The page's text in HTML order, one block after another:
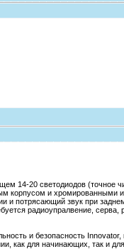
14-20 светодиодов (точное
корпусом и хромированными
и потрясающий звук при
радиоупралвение, серва,
и безопасность Innovator,
как для начинающих, так и